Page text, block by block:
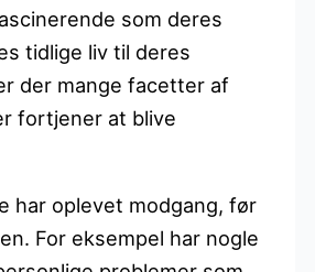
som deres
tidlige liv til deres
der mange facetter af
fortjener at blive
har oplevet modgang, før
For eksempel har nogle